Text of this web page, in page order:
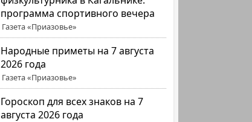
программа спортивного вечера
Газета «Приазовье»
Народные приметы на 7 августа
2026 года
Газета «Приазовье»
Гороскоп для всех знаков на 7
августа 2026 года